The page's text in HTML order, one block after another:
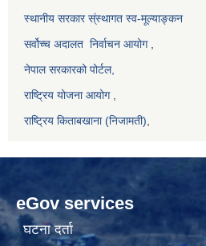
स्थानीय सरकार स्ंस्थागत स्व-मूल्याङ्कन
सर्वोच्च अदालत निर्वाचन आयोग,
नेपाल सरकारको पोर्टल,
राष्ट्रिय योजना आयोग,
राष्ट्रिय किताबखाना (निजामती)
eGov services
घटना दर्ता